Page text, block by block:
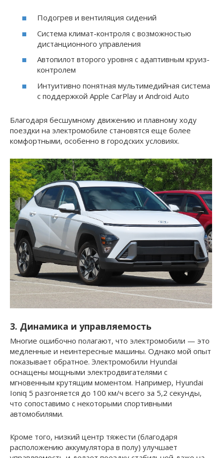
Подогрев и вентиляция сидений
Система климат-контроля с возможностью
дистанционного управления
Автопилот второго уровня с адаптивным круиз-
контролем
Интуитивно понятная мультимедийная система
с поддержкой Apple CarPlay и Android Auto
Благодаря бесшумному движению и плавному ходу
поездки на электромобиле становятся еще более
комфортными, особенно в городских условиях.
3. Динамика и управляемость
Многие ошибочно полагают, что электромобили — это
медленные и неинтересные машины. Однако мой опыт
показывает обратное. Электромобили Hyundai
оснащены мощными электродвигателями с
мгновенным крутящим моментом. Например, Hyundai
Ioniq 5 разгоняется до 100 км/ч всего за 5,2 секунды,
что сопоставимо с некоторыми спортивными
автомобилями.
Кроме того, низкий центр тяжести (благодаря
расположению аккумулятора в полу) улучшает